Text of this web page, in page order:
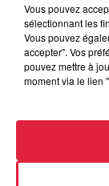
Vous pouvez
sélectionnant les
Vous pouvez
accepter". Vos
pouvez mettre à
moment via le lien